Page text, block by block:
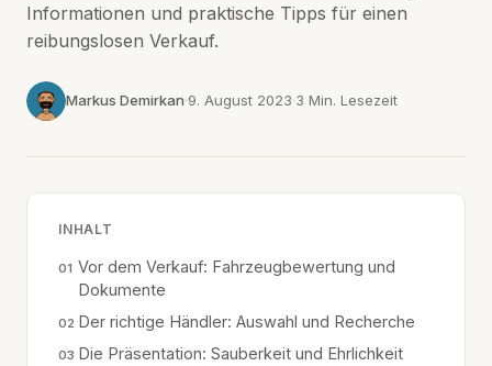
Informationen und praktische Tipps für einen
reibungslosen Verkauf.
Markus Demirkan 9. August 2023 3 Min. Lesezeit
INHALT
Vor dem Verkauf: Fahrzeugbewertung und
Dokumente
Der richtige Händler: Auswahl und Recherche
Die Präsentation: Sauberkeit und Ehrlichkeit